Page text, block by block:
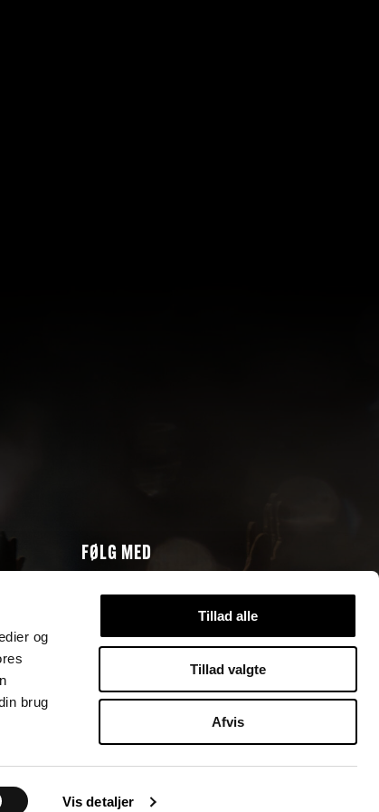
og
brug
Vis detaljer
Tillad alle
Tillad valgte
Afvis
FØLG MED
Følg med og hold dig opdateret på
Kanonproduktions sociale kanaler.